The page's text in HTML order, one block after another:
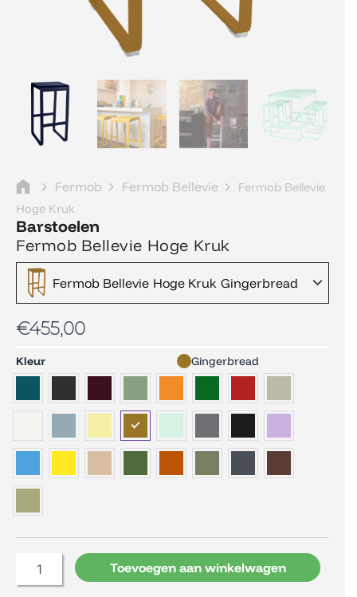
Fermob Fermob Bellevie
Fermob Bellevie
Hoge Kruk
Barstoelen
Fermob Bellevie Hoge Kruk
Fermob Bellevie Hoge Kruk Gingerbread
€455,00
Kleur Gingerbread
Fermob
Bellevie
Toevoegen aan winkelwagen